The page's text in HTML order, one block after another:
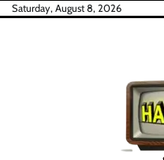
SkipSaturday, August 8, 2026